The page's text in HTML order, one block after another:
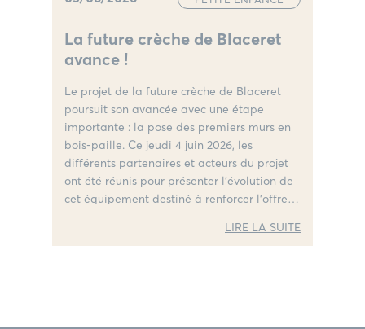
La future crèche de Blaceret
avance !
Le projet de la future crèche de Blaceret
poursuit son avancée avec une étape
importante : la pose des premiers murs en
bois-paille. Ce jeudi 4 juin 2026, les
différents partenaires et acteurs du projet
ont été réunis pour présenter l’évolution de
cet équipement destiné à renforcer l’offre
LIRE LA SUITE